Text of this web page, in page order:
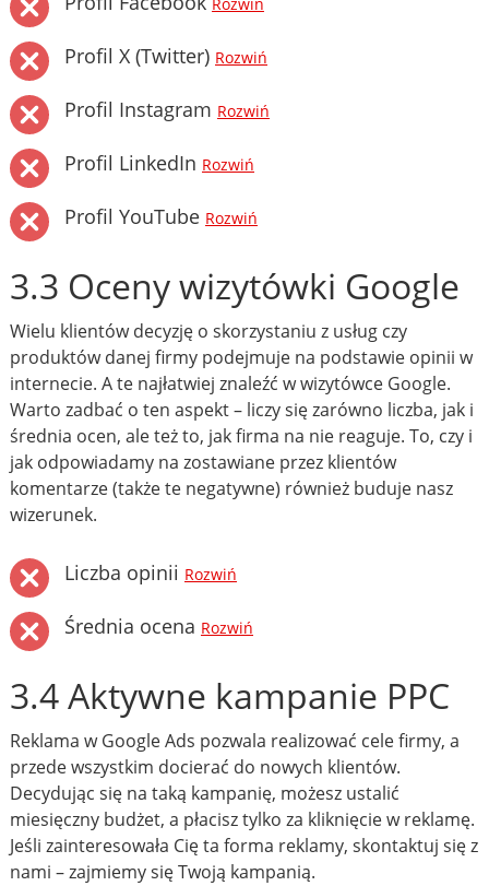
Rozwiń
Profil X (Twitter) Rozwiń
Profil Instagram Rozwiń
Profil LinkedIn Rozwiń
Profil YouTube Rozwiń
3.3 Oceny wizytówki Google
Wielu klientów decyzję o skorzystaniu z usług czy
produktów danej firmy podejmuje na podstawie opinii w
internecie. A te najłatwiej znaleźć w wizytówce Google.
Warto zadbać o ten aspekt – liczy się zarówno liczba, jak i
średnia ocen, ale też to, jak firma na nie reaguje. To, czy i
jak odpowiadamy na zostawiane przez klientów
komentarze (także te negatywne) również buduje nasz
wizerunek.
Liczba opinii Rozwiń
Średnia ocena Rozwiń
3.4 Aktywne kampanie PPC
Reklama w Google Ads pozwala realizować cele firmy, a
przede wszystkim docierać do nowych klientów.
Decydując się na taką kampanię, możesz ustalić
miesięczny budżet, a płacisz tylko za kliknięcie w reklamę.
Jeśli zainteresowała Cię ta forma reklamy, skontaktuj się z
nami – zajmiemy się Twoją kampanią.